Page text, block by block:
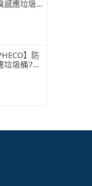
感應垃圾桶
】防
垃圾桶7公